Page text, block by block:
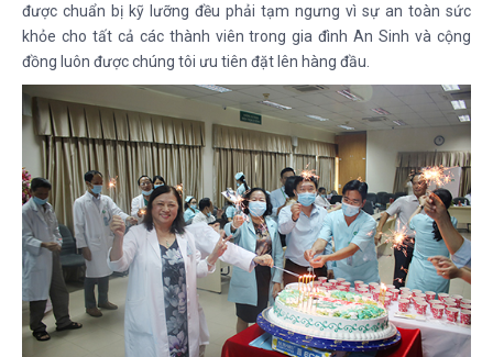
được chuẩn bị kỹ lưỡng đều phải tạm ngưng vì sự an toàn sức
khỏe cho tất cả các thành viên trong gia đình An Sinh và cộng
đồng luôn được chúng tôi ưu tiên đặt lên hàng đầu.